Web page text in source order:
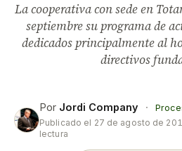
La cooperativa con sede en
septiembre su programa de
dedicados principalmente al
directivos
Por Jordi Company ·
Publicado el 27 de agosto de
lectura